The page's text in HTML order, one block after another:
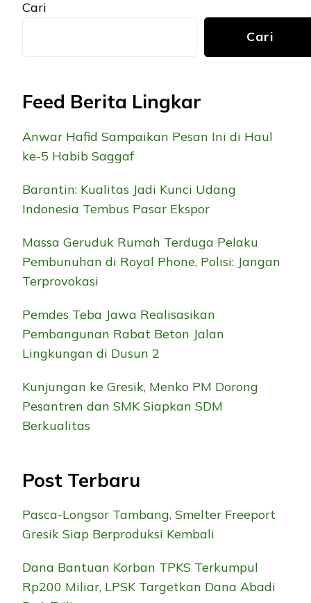
Cari
Cari
Feed Berita Lingkar
Anwar Hafid Sampaikan Pesan Ini di Haul
ke-5 Habib Saggaf
Barantin: Kualitas Jadi Kunci Udang
Indonesia Tembus Pasar Ekspor
Massa Geruduk Rumah Terduga Pelaku
Pembunuhan di Royal Phone, Polisi: Jangan
Terprovokasi
Pemdes Teba Jawa Realisasikan
Pembangunan Rabat Beton Jalan
Lingkungan di Dusun 2
Kunjungan ke Gresik, Menko PM Dorong
Pesantren dan SMK Siapkan SDM
Berkualitas
Post Terbaru
Pasca-Longsor Tambang, Smelter Freeport
Gresik Siap Berproduksi Kembali
Dana Bantuan Korban TPKS Terkumpul
Rp200 Miliar, LPSK Targetkan Dana Abadi